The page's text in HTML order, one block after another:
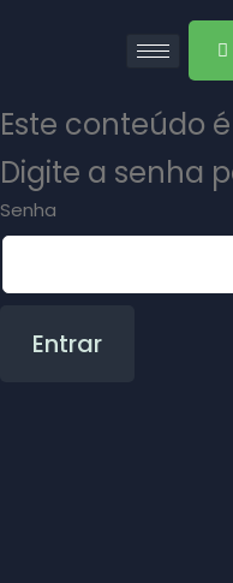
Este conteúdo
Digite a senha
Senha